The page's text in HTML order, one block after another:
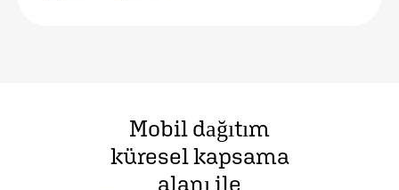
Mobil dağıtım
küresel kapsama
alanı ile